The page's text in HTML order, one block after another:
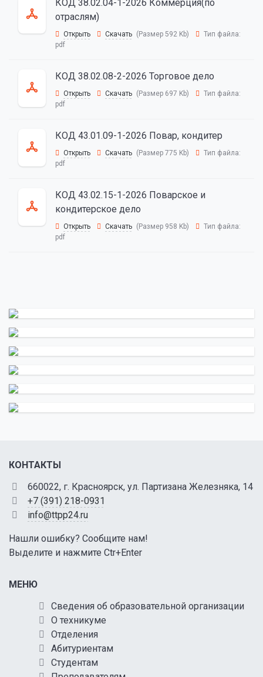
КОД 38.02.04-1-2026 Коммерция(по
отраслям)
Открыть Скачать (Размер 592 Kb)
Тип файла:
pdf
КОД 38.02.08-2-2026 Торговое дело
Открыть Скачать (Размер 697 Kb)
Тип файла:
pdf
КОД 43.01.09-1-2026 Повар, кондитер
Открыть Скачать (Размер 775 Kb)
Тип файла:
pdf
КОД 43.02.15-1-2026 Поварское и
кондитерское дело
Открыть Скачать (Размер 958 Kb)
Тип файла:
pdf
КОНТАКТЫ
660022, г. Красноярск, ул. Партизана Железняка, 14
+7 (391) 218-0931
info@ttpp24.ru
Нашли ошибку? Сообщите нам!
Выделите и нажмите Ctr+Enter
МЕНЮ
Сведения об образовательной организации
О техникуме
Отделения
Абитуриентам
Студентам